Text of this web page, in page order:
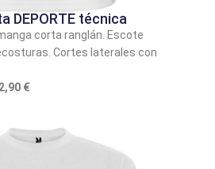
DEPORTE técnica
corta ranglán. Escote
Cortes laterales con
€